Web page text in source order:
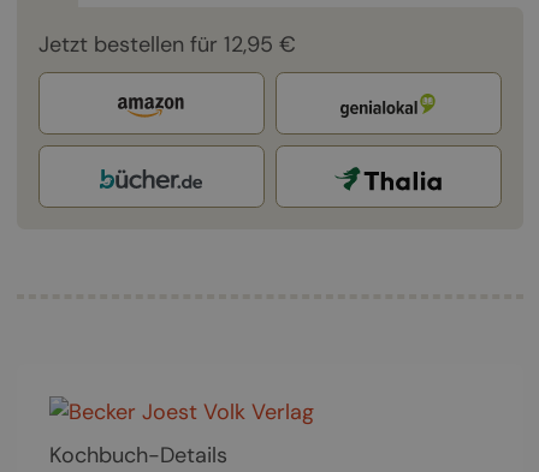
Jetzt bestellen für 12,95 €
Kochbuch-Details